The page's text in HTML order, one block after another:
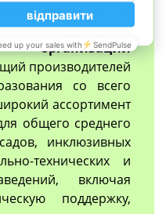
единственный в
член
производителей
со всего
ассортимент
общего среднего
инклюзивных
технических и
включая
поддержку,